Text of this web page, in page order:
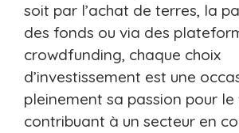
soit par l’achat de terres, la
des fonds ou via des
crowdfunding, chaque choix
d’investissement est une
pleinement sa passion pour le
contribuant à un secteur en